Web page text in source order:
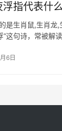
指代表什
是生肖鼠,生肖龙
”这句诗，常被解
6日